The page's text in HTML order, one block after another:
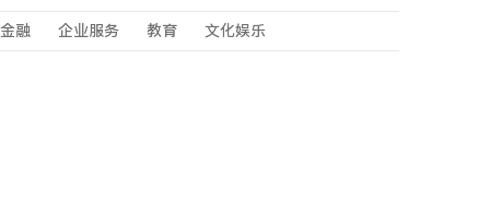
金融 企业服务 教育 文化娱乐